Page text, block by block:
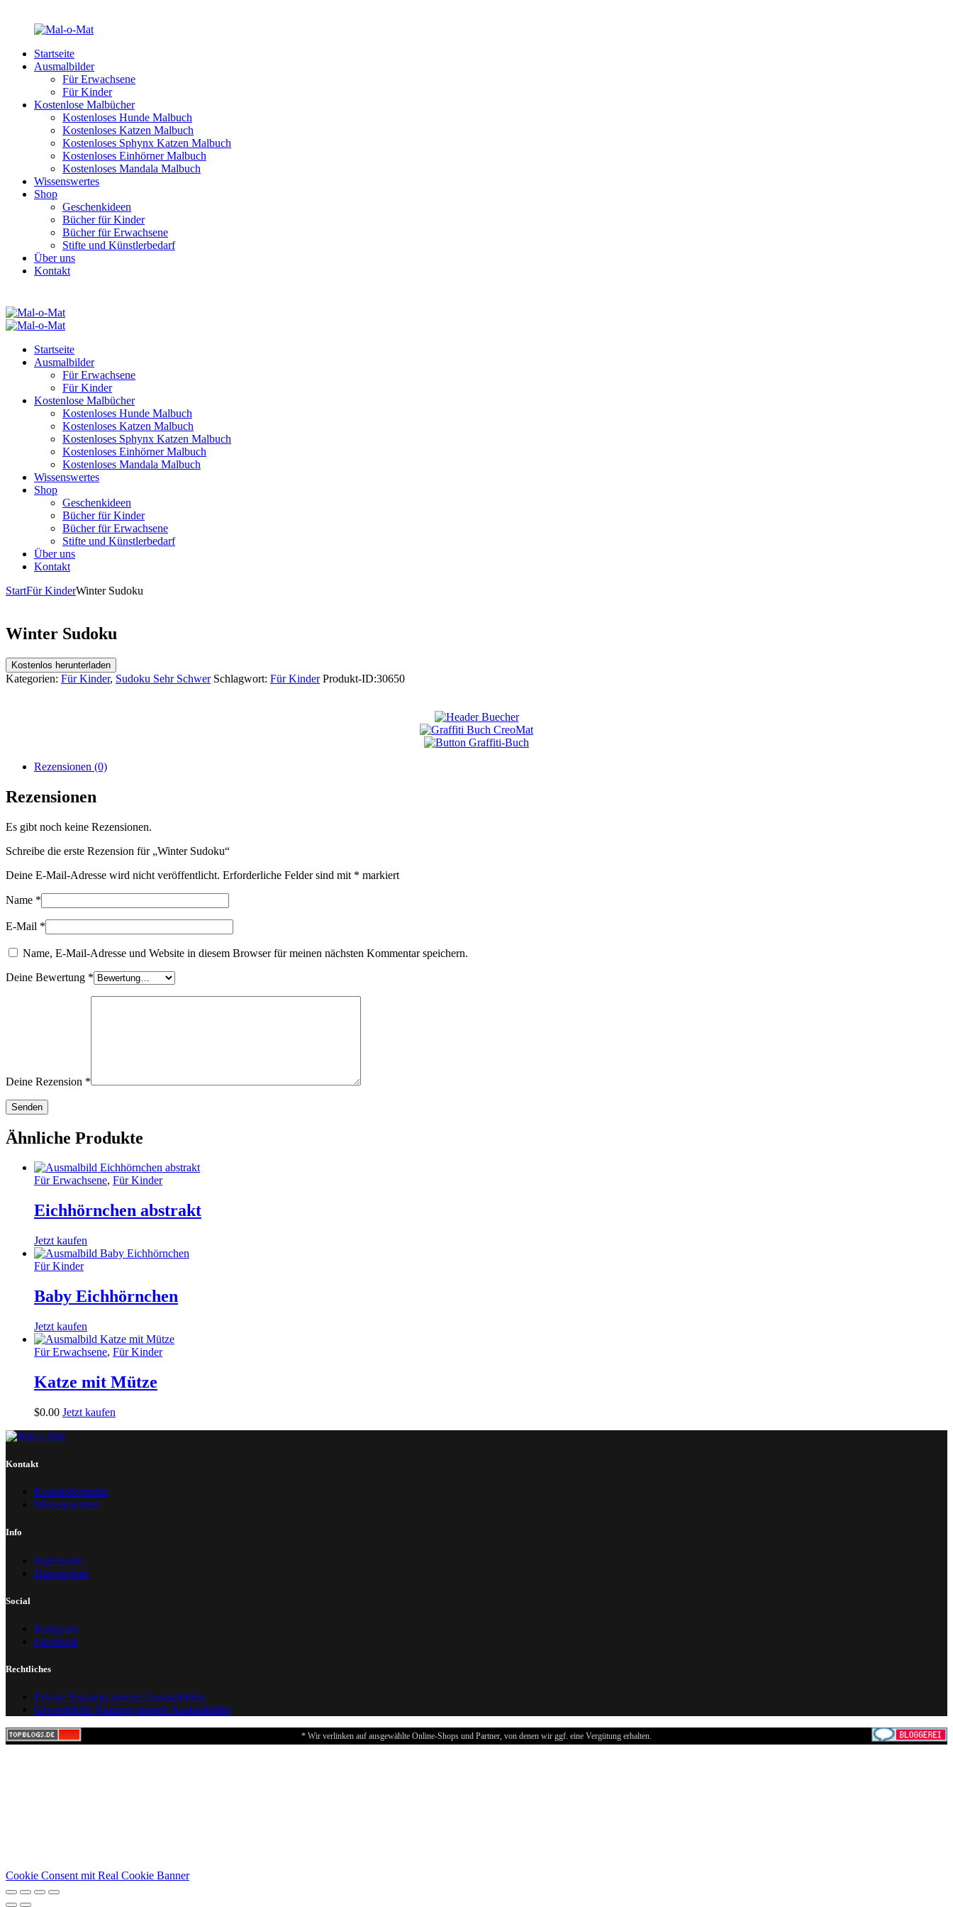
Startseite
Ausmalbilder
Für Erwachsene
Für Kinder
Kostenlose Malbücher
Kostenloses Hunde Malbuch
Kostenloses Katzen Malbuch
Kostenloses Sphynx Katzen Malbuch
Kostenloses Einhörner Malbuch
Kostenloses Mandala Malbuch
Wissenswertes
Shop
Geschenkideen
Bücher für Kinder
Bücher für Erwachsene
Stifte und Künstlerbedarf
Über uns
Kontakt
Startseite
Ausmalbilder
Für Erwachsene
Für Kinder
Kostenlose Malbücher
Kostenloses Hunde Malbuch
Kostenloses Katzen Malbuch
Kostenloses Sphynx Katzen Malbuch
Kostenloses Einhörner Malbuch
Kostenloses Mandala Malbuch
Wissenswertes
Shop
Geschenkideen
Bücher für Kinder
Bücher für Erwachsene
Stifte und Künstlerbedarf
Über uns
Kontakt
StartFür KinderWinter Sudoku
Winter Sudoku
Kostenlos herunterladen
Kategorien: Für Kinder, Sudoku Sehr Schwer Schlagwort: Für Kinder Produkt-ID:30650
Rezensionen (0)
Rezensionen
Es gibt noch keine Rezensionen.
Schreibe die erste Rezension für „Winter Sudoku“
Deine E-Mail-Adresse wird nicht veröffentlicht. Erforderliche Felder sind mit * markiert
Name *
E-Mail *
Name, E-Mail-Adresse und Website in diesem Browser für meinen nächsten Kommentar speichern.
Deine Bewertung *
Deine Rezension *
Ähnliche Produkte
Für Erwachsene, Für Kinder
Eichhörnchen abstrakt
Jetzt kaufen
Für Kinder
Baby Eichhörnchen
Jetzt kaufen
Für Erwachsene, Für Kinder
Katze mit Mütze
$0.00 Jetzt kaufen
Kontakt
Kontaktformular
Wissenswertes
Info
Impressum
Datenschutz
Social
Instagram
Facebook
Rechtliches
Private Nutzung unserer Ausmalbilder
Gewerbliche Nutzung unserer Ausmalbilder
* Wir verlinken auf ausgewählte Online-Shops und Partner, von denen wir ggf. eine Vergütung erhalten.
Cookie Consent mit Real Cookie Banner